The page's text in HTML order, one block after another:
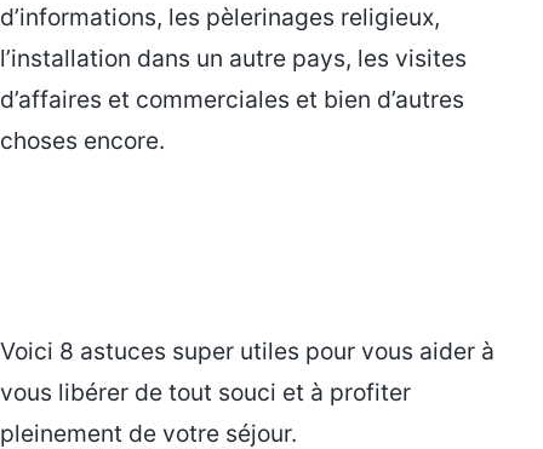
d’informations, les pèlerinages religieux,
l’installation dans un autre pays, les visites
d’affaires et commerciales et bien d’autres
choses encore.
Voici 8 astuces super utiles pour vous aider à
vous libérer de tout souci et à profiter
pleinement de votre séjour.